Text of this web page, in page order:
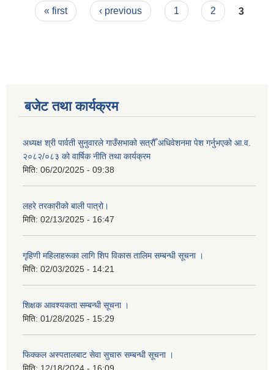
Pages
« first ‹ previous 1 2 3
बजेट तथा कार्यक्रम
अध्यक्ष श्री पार्वती सुनुवारले गाउँसभाको सत्रौँ अधिवेशनमा पेश गर्नुभएको आ.व.
२०८२/०८३ को वार्षिक नीति तथा कार्यक्रम
मिति: 06/20/2025 - 09:38
लहरे तरकारीको बाली पात्रो।
मिति: 02/13/2025 - 16:47
गृहिणी महिलाहरूका लागि शिप विकास तालिम सम्बन्धी सूचना ‌।
मिति: 02/03/2025 - 14:21
शिक्षक आवश्यकता सम्बन्धी सूचना ।
मिति: 01/28/2025 - 15:29
फिक्कल अस्पतालबाट सेवा सुचारु सम्बन्धी सूचना ।